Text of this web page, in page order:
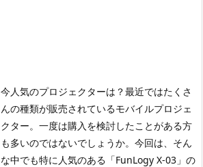
今人気のプロジェクターは？最近ではたくさ
んの種類が販売されているモバイルプロジェ
クター。一度は購入を検討したことがある方
も多いのではないでしょうか。 今回は、そん
な中でも特に人気のある「FunLogy X-03」の